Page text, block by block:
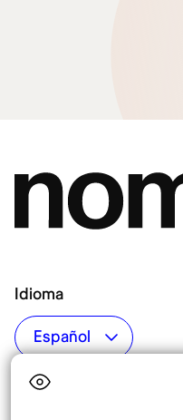
Idioma
Top destinos